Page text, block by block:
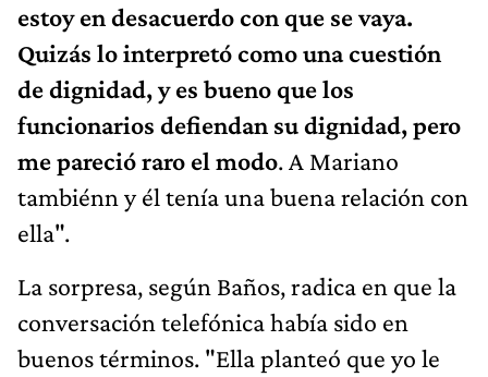
estoy en desacuerdo con que se vaya.
Quizás lo interpretó como una cuestión
de dignidad, y es bueno que los
funcionarios defiendan su dignidad, pero
me pareció raro el modo. A Mariano
tambiénn y él tenía una buena relación con
ella".
La sorpresa, según Baños, radica en que la
conversación telefónica había sido en
buenos términos. "Ella planteó que yo le